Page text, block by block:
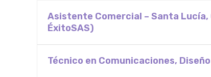
Asistente Comercial – Santa
ÉxitoSAS)
Técnico en Comunicaciones,